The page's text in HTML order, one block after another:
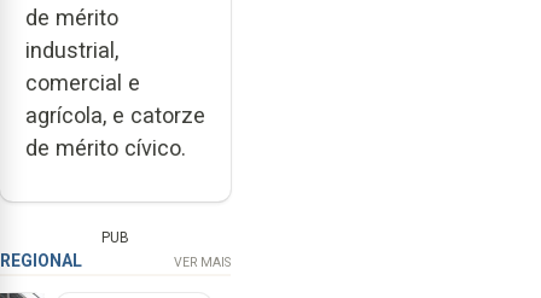
de mérito
industrial,
comercial e
agrícola, e catorze
de mérito cívico.
PUB
REGIONAL VER MAIS